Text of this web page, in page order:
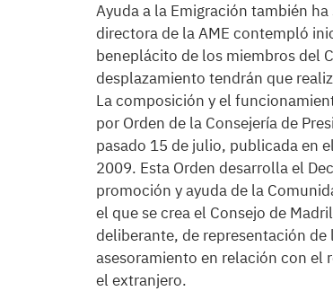
Ayuda a la Emigración también
directora de la AME contempló
beneplácito de los miembros del
desplazamiento tendrán que
La composición y el
por Orden de la Consejería de
pasado 15 de julio, publicada en
2009. Esta Orden desarrolla el
promoción y ayuda de la
el que se crea el Consejo de
deliberante, de representación
asesoramiento en relación con el
el extranjero.